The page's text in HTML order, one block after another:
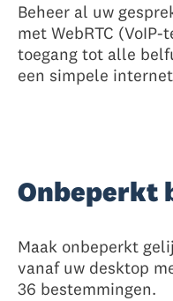
Beheer al uw
met WebRTC
toegang tot alle
een simpele
Onbeperkt
Maak onbeperkt
vanaf uw desktop
36 bestemmingen.